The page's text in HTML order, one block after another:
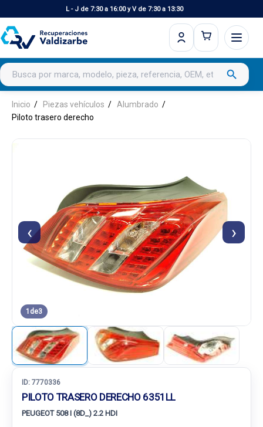
L - J de 7:30 a 16:00 y V de 7:30 a 13:30
Buscar productos search
Inicio Piezas vehículos
Alumbrado
Piloto trasero derecho
‹ ›
1 de3
ID: 7770336
PILOTO TRASERO DERECHO 6351LL
PEUGEOT 508 I (8D_) 2.2 HDI